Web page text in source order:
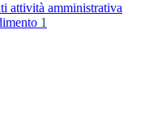
attività amministrativa
1